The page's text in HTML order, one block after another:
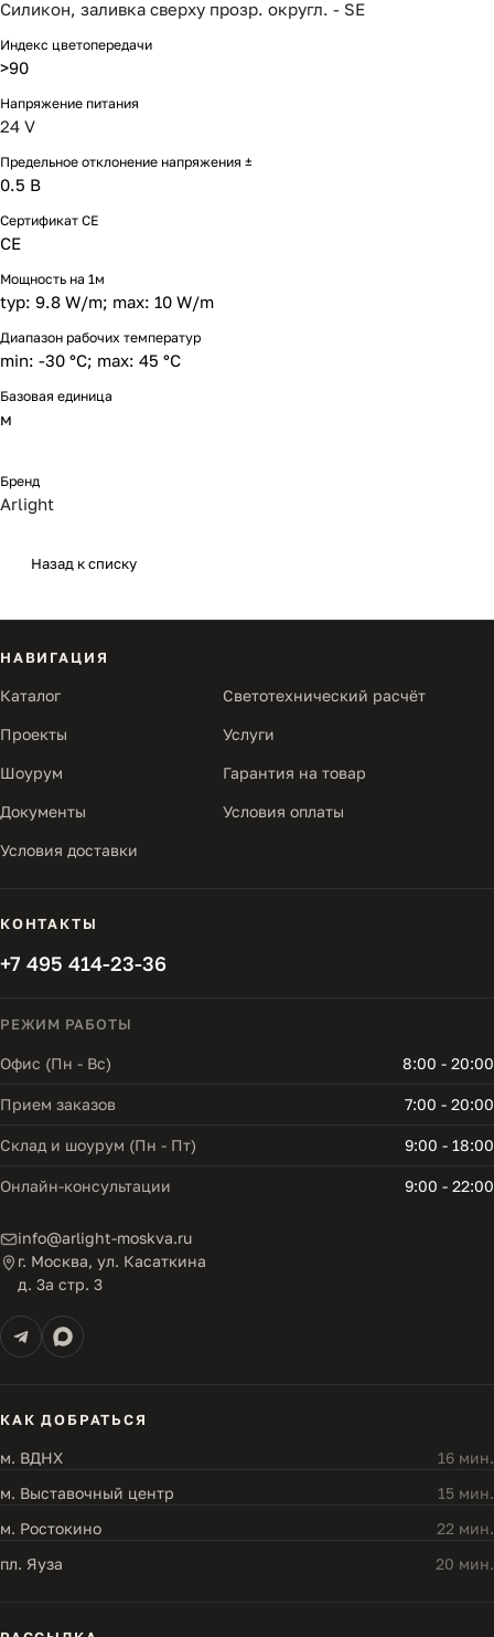
Силикон, заливка сверху прозр. округл. - SE
Индекс цветопередачи
>90
Напряжение питания
24 V
Предельное отклонение напряжения ±
0.5 В
Сертификат CE
CE
Мощность на 1м
typ: 9.8 W/m; max: 10 W/m
Диапазон рабочих температур
min: -30 °C; max: 45 °C
Базовая единица
м
Бренд
Arlight
Назад к списку
НАВИГАЦИЯ
Каталог Светотехнический расчёт
Проекты Услуги
Шоурум Гарантия на товар
Документы Условия оплаты
Условия доставки
КОНТАКТЫ
+7 495 414-23-36
РЕЖИМ РАБОТЫ
Офис (Пн - Вс) 8:00 - 20:00
Прием заказов 7:00 - 20:00
Склад и шоурум (Пн - Пт) 9:00 - 18:00
Онлайн-консультации 9:00 - 22:00
info@arlight-moskva.ru
г. Москва, ул. Касаткина
д. 3а стр. 3
КАК ДОБРАТЬСЯ
м. ВДНХ
16 мин.
м. Выставочный центр
15 мин.
м. Ростокино
22 мин.
пл. Яуза
20 мин.